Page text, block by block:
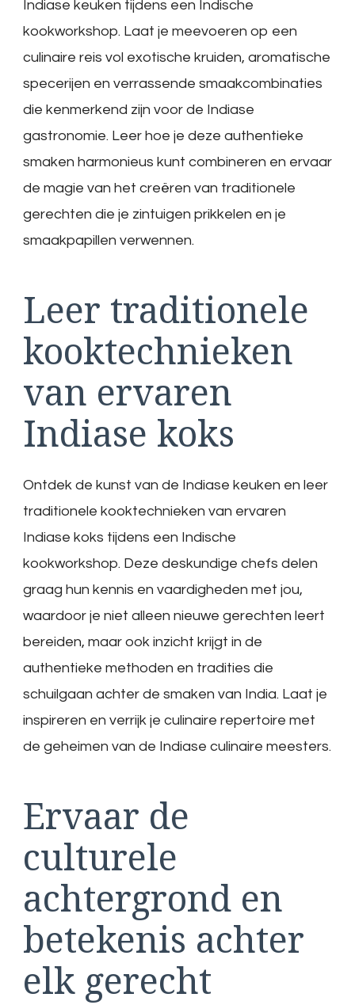
Indiase keuken tijdens een Indische
kookworkshop. Laat je meevoeren op een
culinaire reis vol exotische kruiden, aromatische
specerijen en verrassende smaakcombinaties
die kenmerkend zijn voor de Indiase
gastronomie. Leer hoe je deze authentieke
smaken harmonieus kunt combineren en ervaar
de magie van het creëren van traditionele
gerechten die je zintuigen prikkelen en je
smaakpapillen verwennen.
Leer traditionele
kooktechnieken
van ervaren
Indiase koks
Ontdek de kunst van de Indiase keuken en leer
traditionele kooktechnieken van ervaren
Indiase koks tijdens een Indische
kookworkshop. Deze deskundige chefs delen
graag hun kennis en vaardigheden met jou,
waardoor je niet alleen nieuwe gerechten leert
bereiden, maar ook inzicht krijgt in de
authentieke methoden en tradities die
schuilgaan achter de smaken van India. Laat je
inspireren en verrijk je culinaire repertoire met
de geheimen van de Indiase culinaire meesters.
Ervaar de
culturele
achtergrond en
betekenis achter
elk gerecht